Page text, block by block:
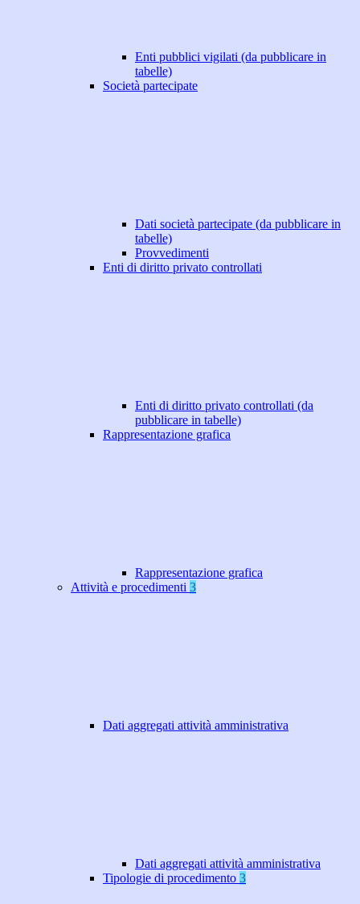
Enti pubblici vigilati (da pubblicare in
tabelle)
Società partecipate
Dati società partecipate (da pubblicare in
tabelle)
Provvedimenti
Enti di diritto privato controllati
Enti di diritto privato controllati (da
pubblicare in tabelle)
Rappresentazione grafica
Rappresentazione grafica
Attività e procedimenti 3
Dati aggregati attività amministrativa
Dati aggregati attività amministrativa
Tipologie di procedimento 3